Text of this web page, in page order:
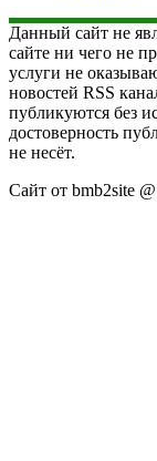
Данный сайт не
сайте ни чего не
услуги не
новостей RSS
публикуются без
достоверность
не несёт.
Сайт от bmb2site